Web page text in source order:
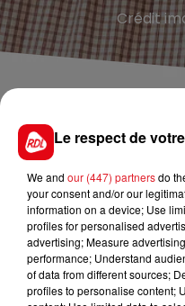
Crédit
TITRES DIFFUSÉS
12h22
12h22
Le respect de
We and our (447) partnersdo
your consent and/or our
information on a device; Use
profiles for personalised
advertising; Measure
performance; Understand
of data from different sources;
profiles to personalise content;